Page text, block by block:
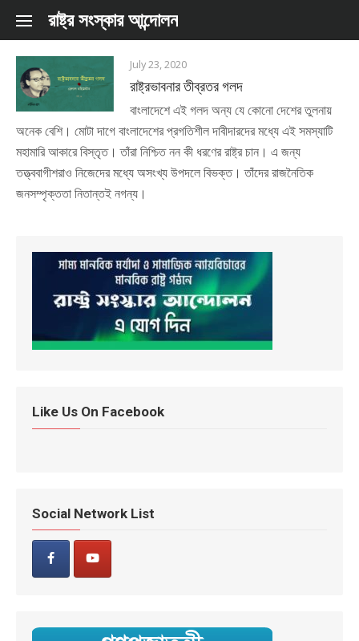
Skip to content
রাষ্ট্র সংস্কার আন্দোলন
July 23, 2020
রাষ্ট্রভাবনার তীব্রতর গলদ
বাংলাদেশে এই গলদ অন্য যে কোনো দেশের তুলনায়
অনেক বেশি। মোটা দাগে বাংলাদেশের প্রগতিশীল দাবীদারদের মধ্যে এই সমস্যাটি
মহামারি আকারে বিস্তৃত। তাঁরা নিশ্চিত নন কী ধরণের রাষ্ট্র চান। এ জন্য
তত্ত্ববাগীশরাও নিজেদের মধ্যে অসংখ্য উপদলে বিভক্ত। তাঁদের রাজনৈতিক
জনসম্পৃক্ততা নিতান্তই নগন্য।
Like Us On Facebook
Social Network List